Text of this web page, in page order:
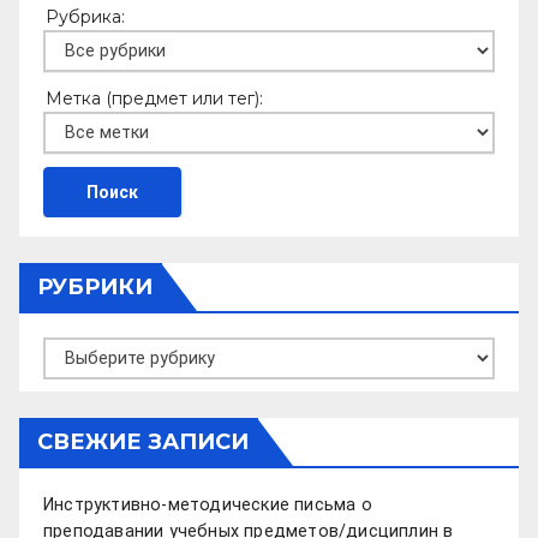
Рубрика:
Метка (предмет или тег):
РУБРИКИ
Рубрики
СВЕЖИЕ ЗАПИСИ
Инструктивно-методические письма о
преподавании учебных предметов/дисциплин в